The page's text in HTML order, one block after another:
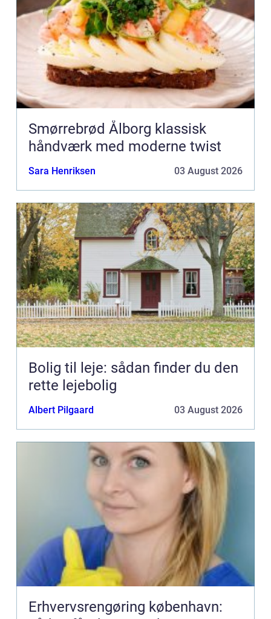
Smørrebrød Ålborg klassisk
håndværk med moderne twist
Sara Henriksen 03 August 2026
Bolig til leje: sådan finder du den
rette lejebolig
Albert Pilgaard 03 August 2026
Erhvervsrengøring københavn: